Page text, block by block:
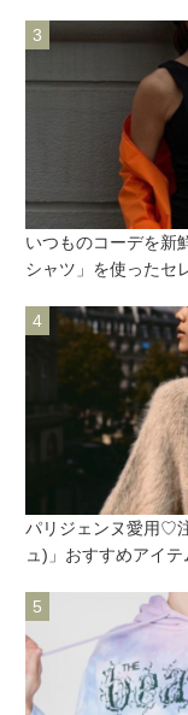
いつものコーデを新
シャツ」を使ったセ
パリジェンヌ愛用♡
ュ)」おすすめアイ